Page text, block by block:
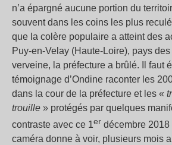
n’a épargné aucune portion du
souvent dans les coins les plus
que la colère populaire a atteint des
Puy-en-Velay (Haute-Loire), pays
verveine, la préfecture a brûlé. Il faut
témoignage d’Ondine raconter les
dans la cour de la préfecture et les «
trouille » protégés par quelques
contraste avec ce 1er décembre
caméra donne à voir, plusieurs mois